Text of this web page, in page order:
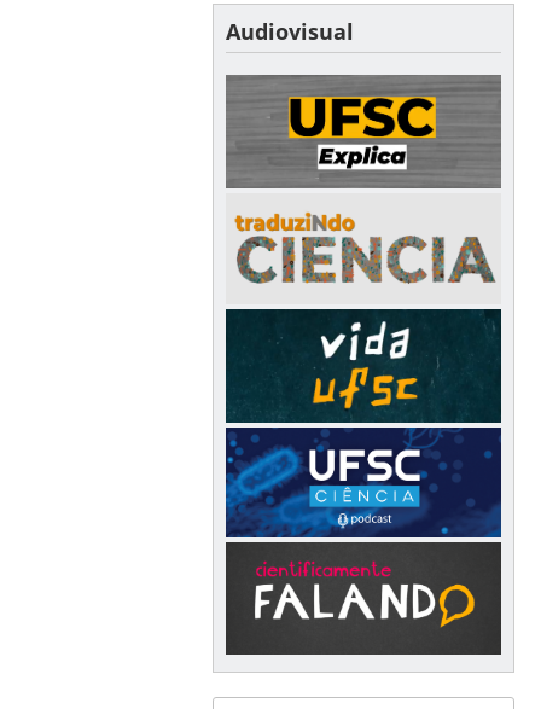
Audiovisual